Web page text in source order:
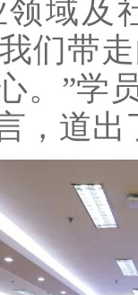
域及
们带
。”学
，道